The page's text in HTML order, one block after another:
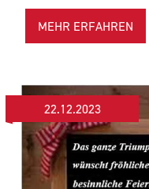
MEHR ERFAHREN
22.12.2023